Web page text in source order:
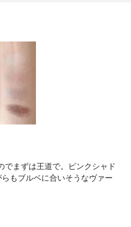
でまずは王道で。ピンクシャド
もブルベに合いそうなヴァー